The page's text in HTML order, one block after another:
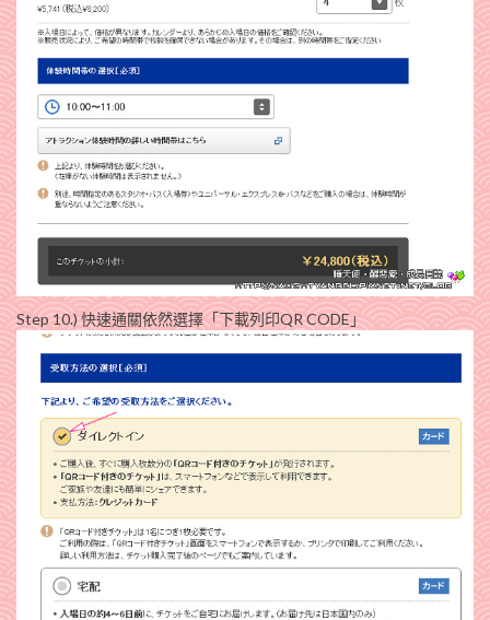
Step 10.) 快速通關依然選擇「下載列印QR CODE」